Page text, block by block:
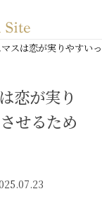
マスは恋が実りやす
恋が実り
せるため